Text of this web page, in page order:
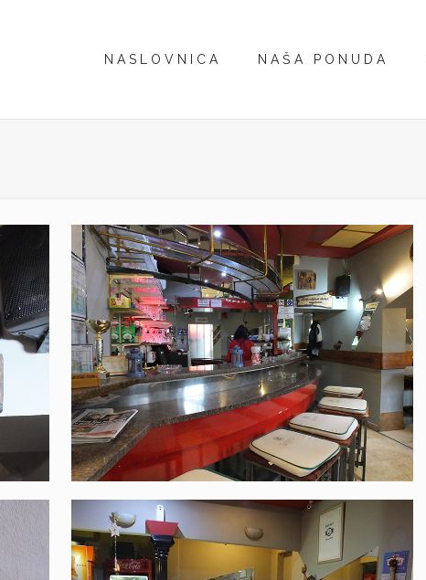
NASLOVNICA NAŠA PONUDA
Struja u prolazu
Čakovec
Struja u prolazu